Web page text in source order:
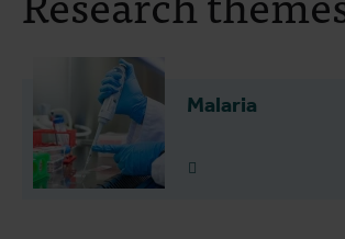
Malaria
Lees meer